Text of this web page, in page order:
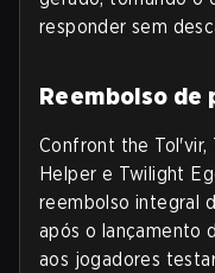
responder sem
Reembolso de
Confront the Tol'vir,
Helper e Twilight
reembolso integral
após o lançamento
aos jogadores